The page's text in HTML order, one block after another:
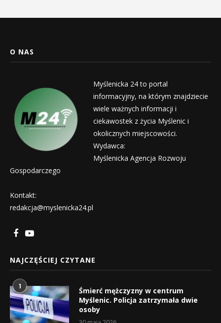
O NAS
Myślenicka 24 to portal
informacyjny, na którym znajdziecie
wiele ważnych informacji i
ciekawostek z życia Myślenic i
okolicznych miejscowości.
Wydawca:
Myślenicka Agencja Rozwoju
Gospodarczego
Kontakt:
redakcja@myslenicka24.pl
NAJCZĘŚCIEJ CZYTANE
1
Śmierć mężczyzny w centrum
Myślenic. Policja zatrzymała dwie
osoby